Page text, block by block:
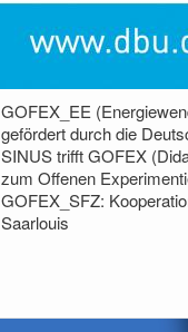
GOFEX_EE
gefördert durch die
SINUS trifft GOFEX
zum Offenen
GOFEX_SFZ:
Saarlouis